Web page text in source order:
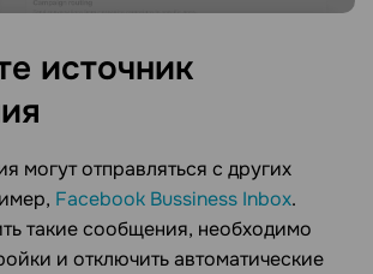
источник
могут отправляться с других
Facebook Bussiness Inbox.
такие сообщения, необходимо
и отключить автоматические